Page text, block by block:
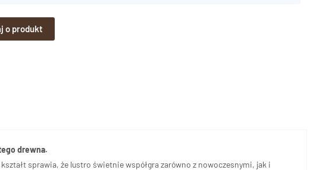
o produkt
drewna.
sprawia, że lustro świetnie współgra zarówno z nowoczesnymi, jak i